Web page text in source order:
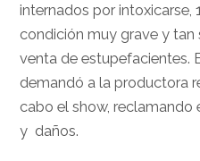
internados por intoxicarse,
condición muy grave y
venta de estupefacientes.
demandó a la productora
cabo el show,
y daños.